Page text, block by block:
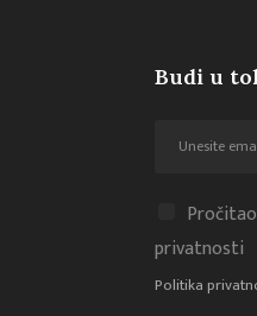
Budi u
privatnosti
Politika